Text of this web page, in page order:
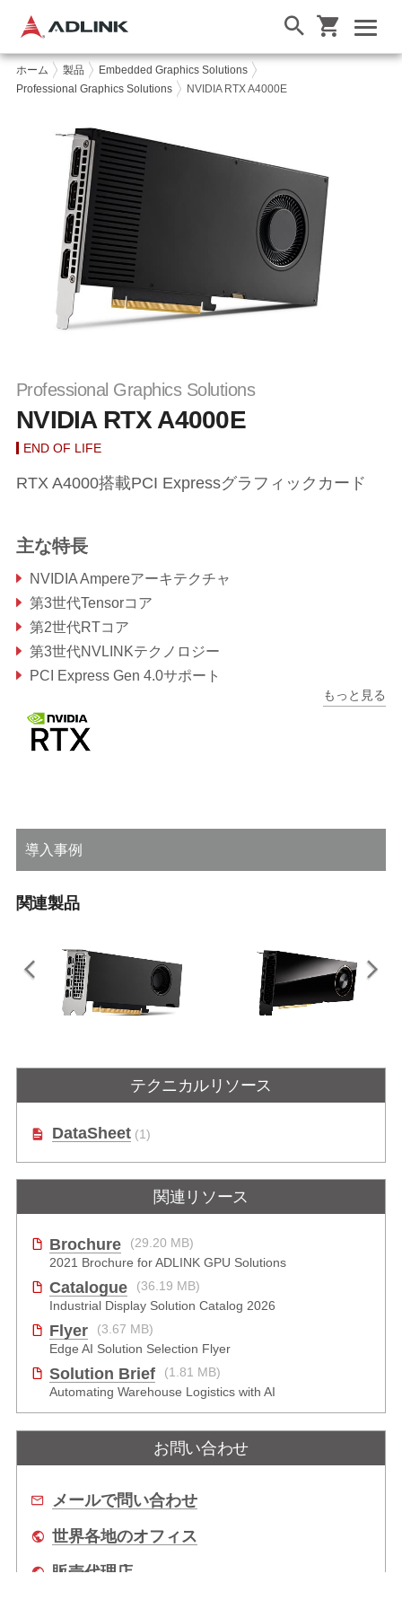
ホーム 製品
Embedded Graphics Solutions
Professional Graphics Solutions
NVIDIA RTX A4000E
Professional Graphics Solutions
NVIDIA RTX A4000E
END OF LIFE
RTX A4000搭載PCI Expressグラフィックカード
主な特長
NVIDIA Ampereアーキテクチャ
第3世代Tensorコア
第2世代RTコア
第3世代NVLINKテクノロジー
PCI Express Gen 4.0サポート
もっと見る
導入事例
関連製品
RTX A2000搭載PCI Expressグラフ
RTX A6000搭載PCI Expressグラフ
テクニカルリソース
DataSheet(1)
関連リソース
Brochure
(29.20 MB)
2021 Brochure for ​ADLINK GPU Solutions
Catalogue
(36.19 MB)
Industrial Display Solution Catalog 2026
Flyer
(3.67 MB)
Edge AI Solution Selection Flyer
Solution Brief
(1.81 MB)
Automating Warehouse Logistics with AI
お問い合わせ
メールで問い合わせ
世界各地のオフィス
販売代理店